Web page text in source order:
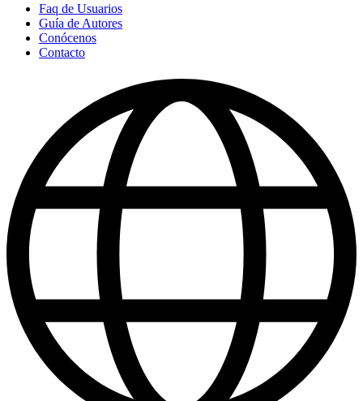
Faq de Usuarios
Guía de Autores
Conócenos
Contacto